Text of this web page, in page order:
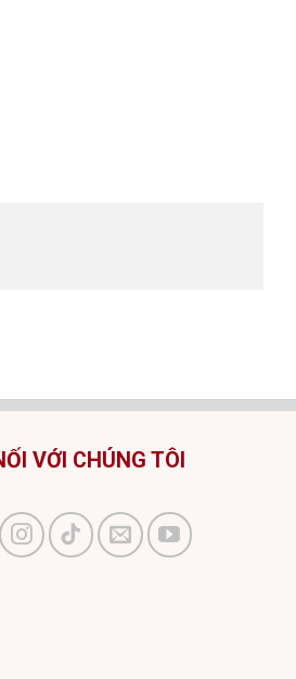
VỚI CHÚNG TÔI